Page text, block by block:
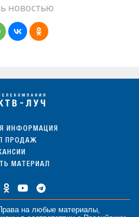
новостью
ИНФОРМАЦИЯ
ПРОДАЖ
МАТЕРИАЛ
на любые материалы